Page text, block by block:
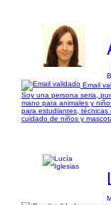
Email
Soy una persona seria,
mano para animales y
para estudiantes, técnicas
cuidado de niños y